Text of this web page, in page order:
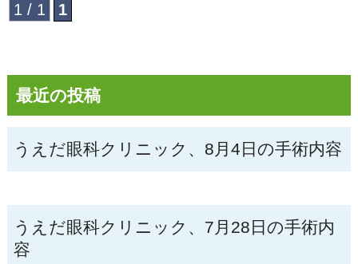
最近の投稿
うえだ眼科クリニック、8月4日の手術内容
うえだ眼科クリニック、7月28日の手術内
容
1 / 1 1